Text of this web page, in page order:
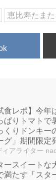
恵比寿たまた
食レポ】今年
ぱりトマトで
くりドンキー
グ」期間限定
ィアライター
ースイートな
満たす「スタ